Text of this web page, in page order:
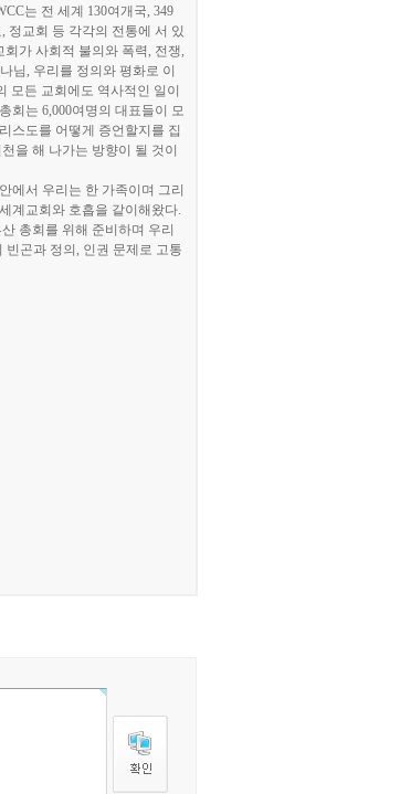
는 전 세계 130여개국, 349
, 정교회 등 각각의 전통에 서 있
회가 사회적 불의와 폭력, 전쟁,
님, 우리를 정의와 평화로 이
모든 교회에도 역사적인 일이
회는 6,000여명의 대표들이 모
스도를 어떻게 증언할지를 집
을 해 나가는 방향이 될 것이
에서 우리는 한 가족이며 그리
계교회와 호흡을 같이해왔다.
총회를 위해 준비하며 우리
빈곤과 정의 , 인권 문제로 고통